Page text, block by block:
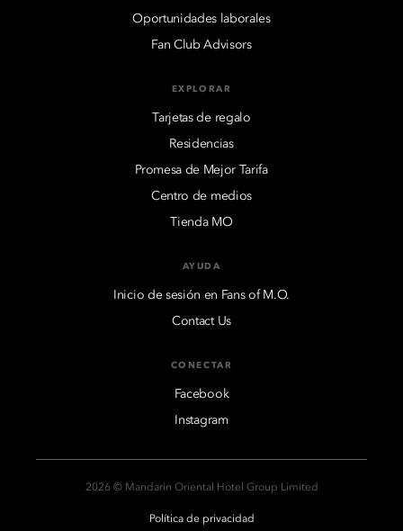
Oportunidades laborales
Fan Club Advisors
EXPLORAR
Tarjetas de regalo
Residencias
Promesa de Mejor Tarifa
Centro de medios
Tienda MO
AYUDA
Inicio de sesión en Fans of M.O.
Contact Us
CONECTAR
Facebook
Instagram
2026 © Mandarin Oriental Hotel Group Limited
Política de privacidad